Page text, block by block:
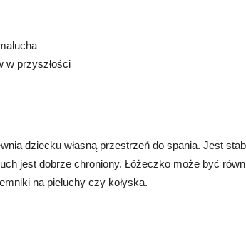
w przyszłości
dziecku własną przestrzeń do spania. Jest
jest dobrze chroniony. Łóżeczko może być
na pieluchy czy kołyska.